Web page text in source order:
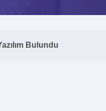
Bulundu